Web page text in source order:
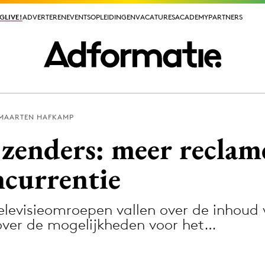
ADVERTERENEVENTSOPLEIDINGENVACATURESACADEMYPARTNERS
ADVERTERENEVENTSOPLEIDINGENVACATURESACADEMYPARTNERS
Media
Merkstrategie
HAFKAMP
meer
vallen over de
de mogelijkheden voor het…